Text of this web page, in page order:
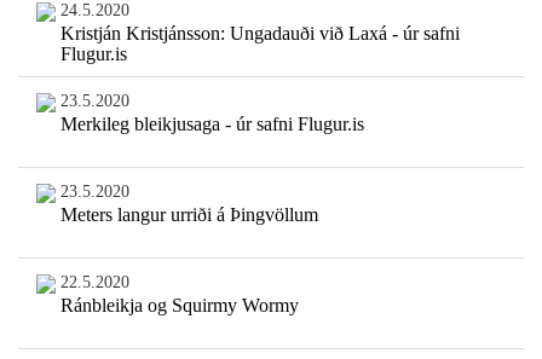
24.5.2020
Kristján Kristjánsson: Ungadauði við Laxá - úr safni
Flugur.is
23.5.2020
Merkileg bleikjusaga - úr safni Flugur.is
23.5.2020
Meters langur urriði á Þingvöllum
22.5.2020
Ránbleikja og Squirmy Wormy